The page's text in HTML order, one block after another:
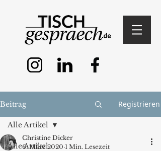
Beitrag Registrieren
Alle Artikel
Alle Artikel
Christine Dicker
6. März 2020 1 Min. Lesezeit